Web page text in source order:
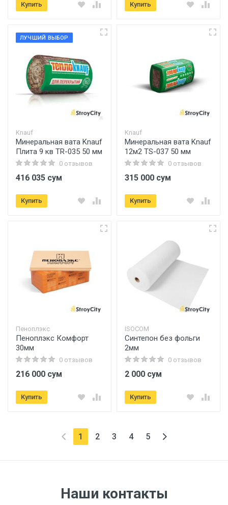
Купить Купить
ЛУЧШИЙ ВЫБОР
Knauf
Минеральная вата Knauf
Плита 9 кв TR-035 50 мм
0 отзывов
416 035 сум
Купить
Knauf
Минеральная вата Knauf
12м2 TS-037 50 мм
0 отзывов
315 000 сум
Купить
Пеноплэкс
Пеноплэкс Комфорт
30мм
0 отзывов
216 000 сум
Купить
ISOCOM
Синтепон без фольги
2мм
0 отзывов
2 000 сум
Купить
1 (текущая)
2 3 4 5
Наши контакты